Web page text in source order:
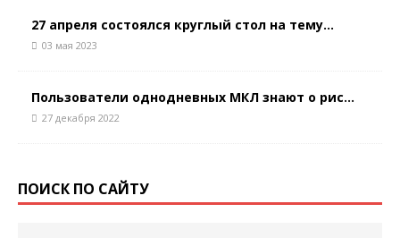
27 апреля состоялся круглый стол на тему...
03 мая 2023
Пользователи однодневных МКЛ знают о рис...
27 декабря 2022
ПОИСК ПО САЙТУ